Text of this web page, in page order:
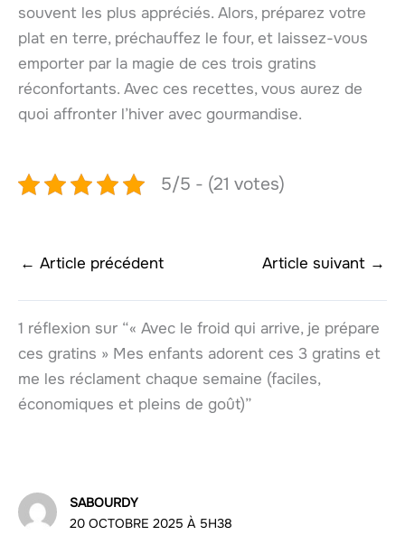
souvent les plus appréciés. Alors, préparez votre
plat en terre, préchauffez le four, et laissez-vous
emporter par la magie de ces trois gratins
réconfortants. Avec ces recettes, vous aurez de
quoi affronter l’hiver avec gourmandise.
5/5 - (21 votes)
← Article précédent Article suivant →
1 réflexion sur “« Avec le froid qui arrive, je prépare
ces gratins » Mes enfants adorent ces 3 gratins et
me les réclament chaque semaine (faciles,
économiques et pleins de goût)”
SABOURDY
20 OCTOBRE 2025 À 5H38